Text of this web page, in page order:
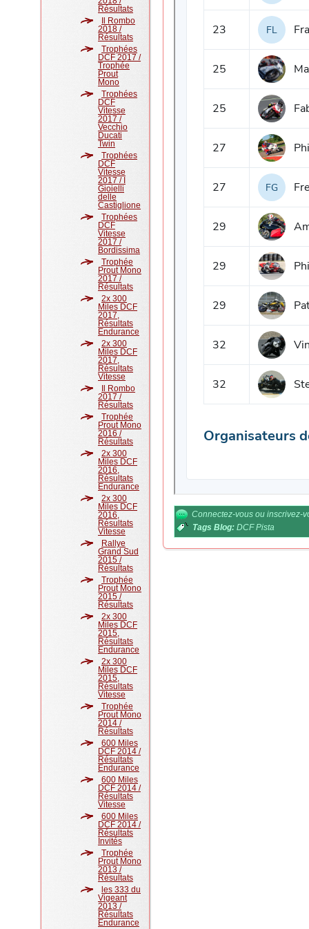
Résultats
Il Rombo
2018 /
Résultats
Trophées
DCF 2017 /
Trophée
Prout
Mono
Trophées
DCF
Vitesse
2017 /
Vecchio
Ducati
Twin
Trophées
DCF
Vitesse
2017 / I
Gioielli
delle
Castiglione
Trophées
DCF
Vitesse
2017 /
Bordissima
Trophée
Prout Mono
2017 /
Résultats
2x 300
Miles DCF
2017,
Résultats
Endurance
2x 300
Miles DCF
2017,
Résultats
Vitesse
Il Rombo
2017 /
Résultats
Trophée
Prout Mono
2016 /
Résultats
2x 300
Miles DCF
2016,
Résultats
Endurance
2x 300
Miles DCF
2016,
Résultats
Vitesse
Rallye
Grand Sud
2015 /
Résultats
Trophée
Prout Mono
2015 /
Résultats
2x 300
Miles DCF
2015,
Résultats
Endurance
2x 300
Miles DCF
2015,
Résultats
Vitesse
Trophée
Prout Mono
2014 /
Résultats
600 Miles
DCF 2014 /
Résultats
Endurance
600 Miles
DCF 2014 /
Résultats
Vitesse
600 Miles
DCF 2014 /
Résultats
Invités
Trophée
Prout Mono
2013 /
Résultats
les 333 du
Vigeant
2013 /
Résultats
Endurance
Connectez-vous ou inscrivez-
Tags Blog: DCF Pista